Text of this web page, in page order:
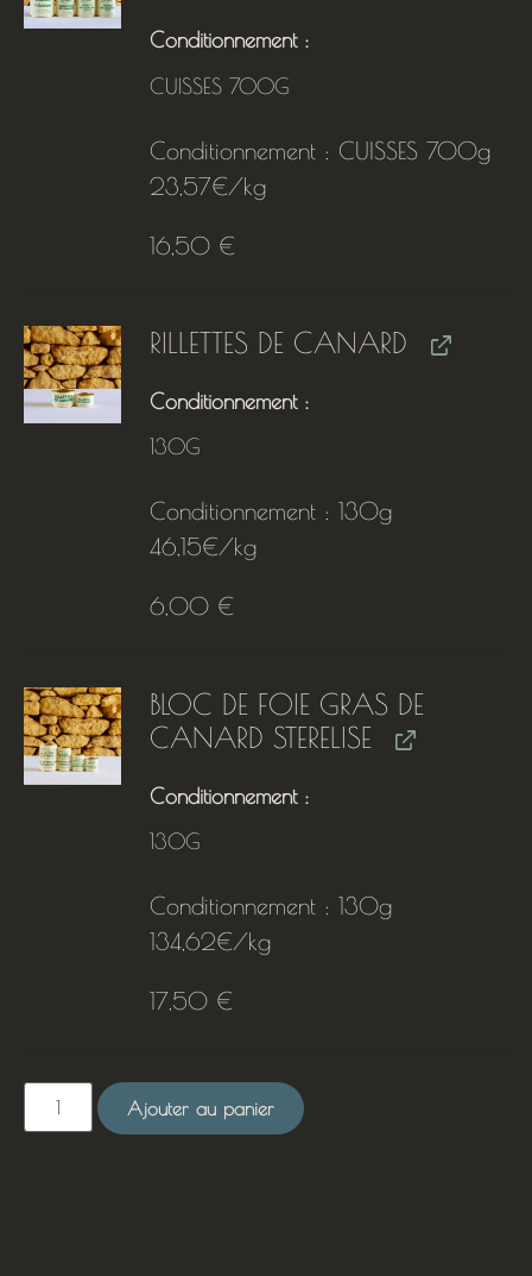
Conditionnement
CUISSES 700G
Conditionnement : CUISSES 700g
23,57€/kg
16,50 €
RILLETTES DE CANARD
Conditionnement
130G
Conditionnement : 130g
46,15€/kg
6,00 €
BLOC DE FOIE GRAS DE
CANARD STERELISE
Conditionnement
130G
Conditionnement : 130g
134,62€/kg
17,50 €
Ajouter au panier